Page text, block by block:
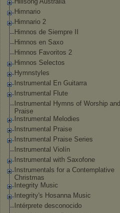
Himnario
Himnario 2
Himnos de Siempre II
Himnos en Saxo
Himnos Favoritos 2
Himnos Selectos
Hymnstyles
Instrumental En Guitarra
Instrumental Flute
Instrumental Hymns of Worship and
Praise
Instrumental Melodies
Instrumental Praise
Instrumental Praise Series
Instrumental Violín
Instrumental with Saxofone
Instrumentals for a Contemplative
Christmas
Integrity Music
Integrity's Hosanna Music
Intérprete desconocido